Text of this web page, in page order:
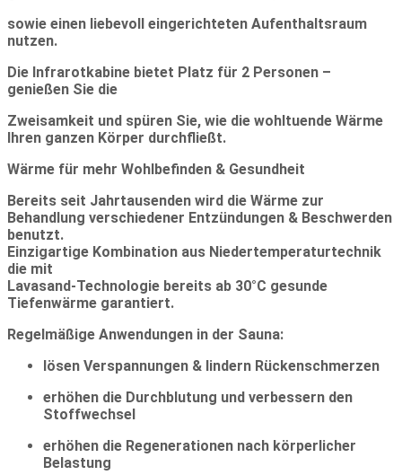
sowie einen liebevoll eingerichteten Aufenthaltsraum
nutzen.
Die Infrarotkabine bietet Platz für 2 Personen –
genießen Sie die
Zweisamkeit und spüren Sie, wie die wohltuende Wärme
Ihren ganzen Körper durchfließt.
Wärme für mehr Wohlbefinden & Gesundheit
Bereits seit Jahrtausenden wird die Wärme zur
Behandlung verschiedener Entzündungen & Beschwerden
benutzt.
Einzigartige Kombination aus Niedertemperaturtechnik
die mit
Lavasand-Technologie bereits ab 30°C gesunde
Tiefenwärme garantiert.
Regelmäßige Anwendungen in der Sauna:
lösen Verspannungen & lindern Rückenschmerzen
erhöhen die Durchblutung und verbessern den
Stoffwechsel
erhöhen die Regenerationen nach körperlicher
Belastung